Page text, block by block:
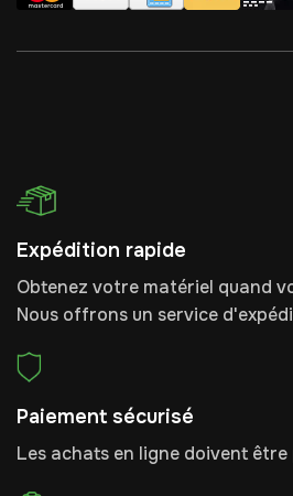
Expédition rapide
Obtenez votre matériel quand
Nous offrons un service
Paiement sécurisé
Les achats en ligne doivent